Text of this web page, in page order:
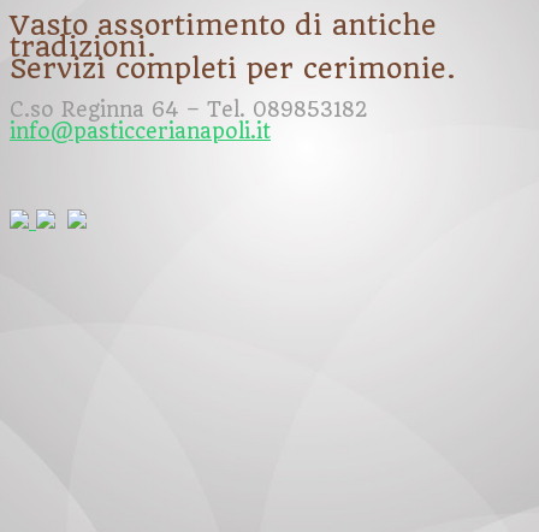
Vasto assortimento di antiche
tradizioni.
Servizi completi per cerimonie.
C.so Reginna 64 – Tel. 089853182
info@pasticcerianapoli.it